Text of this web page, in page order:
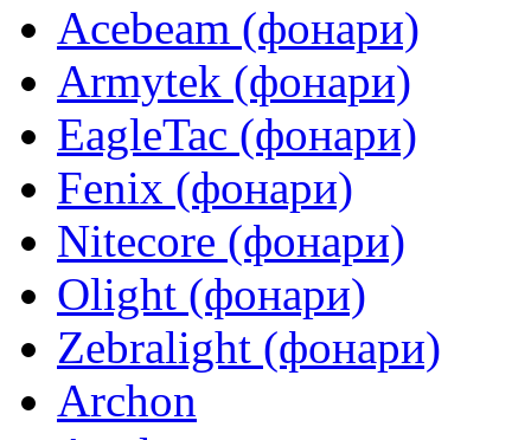
Acebeam (фонари)
Armytek (фонари)
EagleTac (фонари)
Fenix (фонари)
Nitecore (фонари)
Olight (фонари)
Zebralight (фонари)
Archon